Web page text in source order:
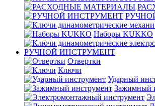
Наборы KUKKO
РУЧНОЙ ИНСТРУМЕНТ
Отвертки
Ключи
Ударный
Зажимный